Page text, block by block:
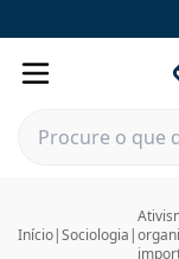
Início|Sociologia |